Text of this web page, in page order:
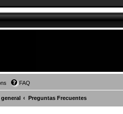
FAQ
Preguntas Frecuentes